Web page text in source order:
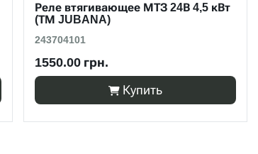
Реле втягивающее МТЗ 24В 4,5 кВт
(ТМ JUBANA)
243704101
1550.00 грн.
Купить